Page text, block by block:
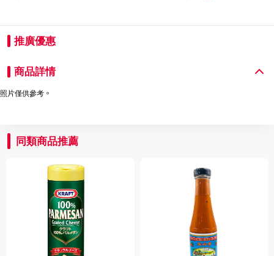
推廣優惠
商品詳情
照片僅供參考。
同類商品推薦